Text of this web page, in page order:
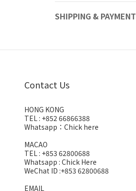
SHIPPING & PAYMENT
Contact Us
HONG KONG
TEL : +852 66866388
Whatsapp： Chick here
MACAO
TEL : +853 62800688
Whatsapp : Chick Here
WeChat ID :+853 62800688
EMAIL